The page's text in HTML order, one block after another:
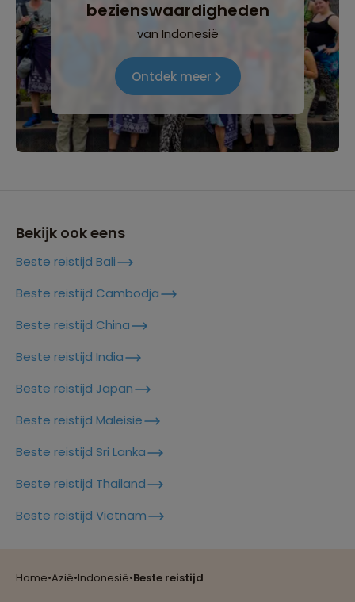
Home•Azië•Indonesië•Beste reistijd
bezienswaardigheden
van Indonesië
Ontdek meer
Bekijk ook eens
Beste reistijd Bali
Beste reistijd Cambodja
Beste reistijd China
Beste reistijd India
Beste reistijd Japan
Beste reistijd Maleisië
Beste reistijd Sri Lanka
Beste reistijd Thailand
Beste reistijd Vietnam
Reizen met oog voor mens, cultuur en milieu